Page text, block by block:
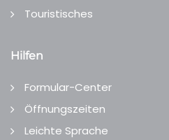
Touristisches
Hilfen
Formular-Center
Öffnungszeiten
Leichte Sprache